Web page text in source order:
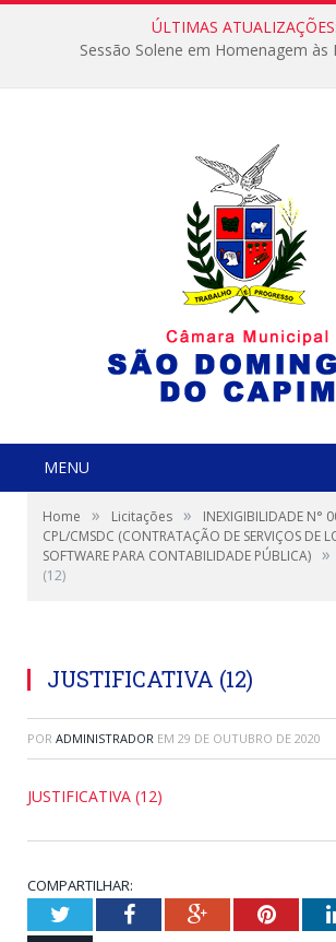
ÚLTIMAS ATUALIZAÇÕES:
Sessão Solene em Homenagem às
MENU
Home » Licitações »
INEXIGIBILIDADE N°
CPL/CMSDC (CONTRATAÇÃO DE SERVIÇOS DE
SOFTWARE PARA CONTABILIDADE PÚBLICA) »
(12)
JUSTIFICATIVA (12)
POR ADMINISTRADOR EM 29 DE OUTUBRO DE 2020
JUSTIFICATIVA (12)
COMPARTILHAR:
TwitterFacebookGoogle+